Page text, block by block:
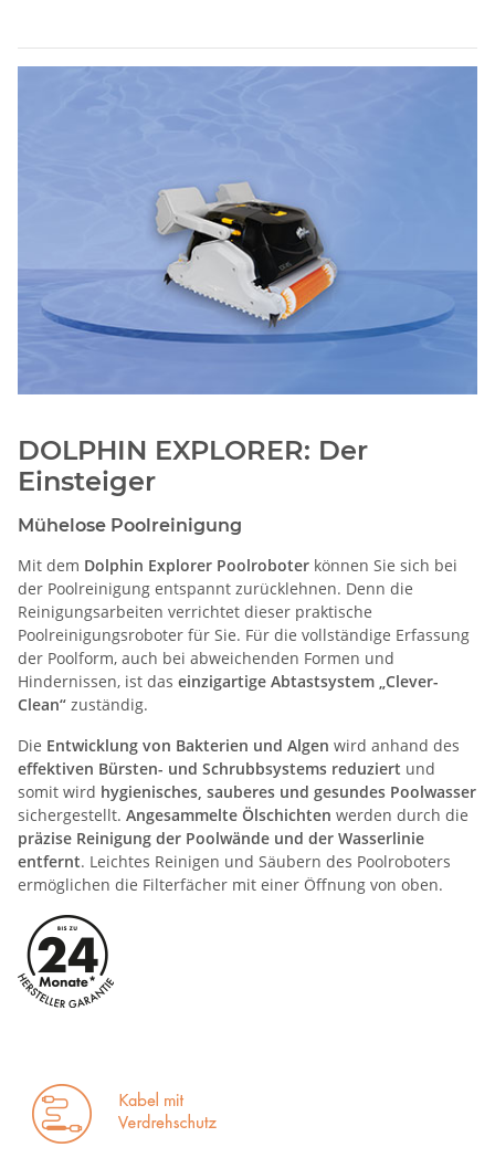
DOLPHIN EXPLORER: Der
Einsteiger
Mühelose Poolreinigung
Mit dem Dolphin Explorer Poolroboter können Sie sich bei
der Poolreinigung entspannt zurücklehnen. Denn die
Reinigungsarbeiten verrichtet dieser praktische
Poolreinigungsroboter für Sie. Für die vollständige Erfassung
der Poolform, auch bei abweichenden Formen und
Hindernissen, ist das einzigartige Abtastsystem „Clever-
Clean“ zuständig.
Die Entwicklung von Bakterien und Algen wird anhand des
effektiven Bürsten- und Schrubbsystems reduziert und
somit wird hygienisches, sauberes und gesundes Poolwasser
sichergestellt. Angesammelte Ölschichten werden durch die
präzise Reinigung der Poolwände und der Wasserlinie
entfernt. Leichtes Reinigen und Säubern des Poolroboters
ermöglichen die Filterfächer mit einer Öffnung von oben.